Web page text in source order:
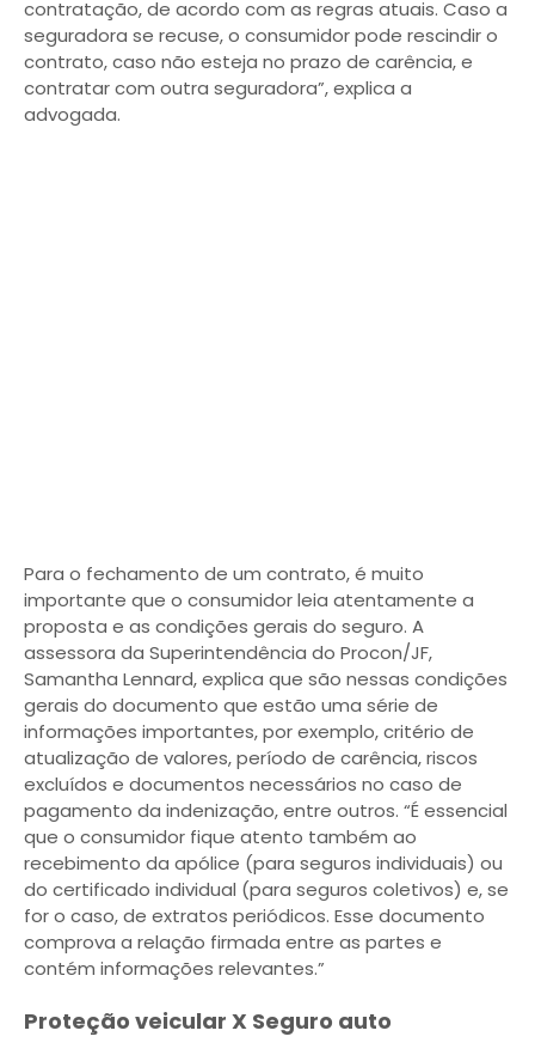
contratação, de acordo com as regras atuais. Caso a
seguradora se recuse, o consumidor pode rescindir o
contrato, caso não esteja no prazo de carência, e
contratar com outra seguradora”, explica a
advogada.
Para o fechamento de um contrato, é muito
importante que o consumidor leia atentamente a
proposta e as condições gerais do seguro. A
assessora da Superintendência do Procon/JF,
Samantha Lennard, explica que são nessas condições
gerais do documento que estão uma série de
informações importantes, por exemplo, critério de
atualização de valores, período de carência, riscos
excluídos e documentos necessários no caso de
pagamento da indenização, entre outros. “É essencial
que o consumidor fique atento também ao
recebimento da apólice (para seguros individuais) ou
do certificado individual (para seguros coletivos) e, se
for o caso, de extratos periódicos. Esse documento
comprova a relação firmada entre as partes e
contém informações relevantes.”
Proteção veicular X Seguro auto